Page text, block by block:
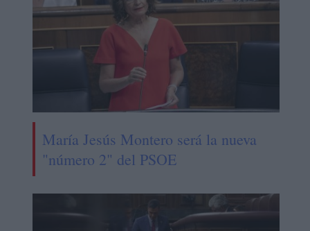
María Jesús Montero será la nueva
"número 2" del PSOE